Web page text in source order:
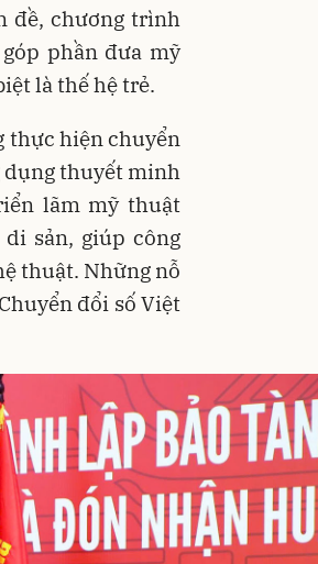
đề, chương trình
phần đưa mỹ
là thế hệ trẻ.
thực hiện chuyển
dụng thuyết minh
lãm mỹ thuật
sản, giúp công
thuật. Những nỗ
đổi số Việt